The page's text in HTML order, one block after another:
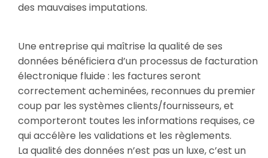
des mauvaises imputations.
Une entreprise qui maîtrise la qualité de ses
données bénéficiera d’un processus de facturation
électronique fluide : les factures seront
correctement acheminées, reconnues du premier
coup par les systèmes clients/fournisseurs, et
comporteront toutes les informations requises, ce
qui accélère les validations et les règlements.
La qualité des données n’est pas un luxe, c’est un